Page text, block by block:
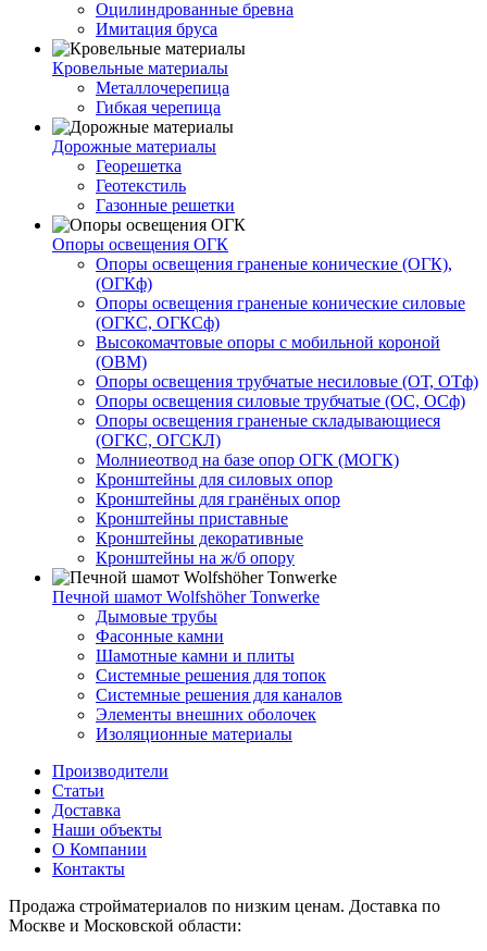
Оцилиндрованные бревна
Имитация бруса
Кровельные материалы
Металлочерепица
Гибкая черепица
Дорожные материалы
Георешетка
Геотекстиль
Газонные решетки
Опоры освещения ОГК
Опоры освещения граненые конические (ОГК),
(ОГКф)
Опоры освещения граненые конические силовые
(ОГКС, ОГКСф)
Высокомачтовые опоры с мобильной короной
(ОВМ)
Опоры освещения трубчатые несиловые (ОТ, ОТф)
Опоры освещения силовые трубчатые (ОС, ОСф)
Опоры освещения граненые складывающиеся
(ОГКС, ОГСКЛ)
Молниеотвод на базе опор ОГК (МОГК)
Кронштейны для силовых опор
Кронштейны для гранёных опор
Кронштейны приставные
Кронштейны декоративные
Кронштейны на ж/б опору
Печной шамот Wolfshöher Tonwerke
Дымовые трубы
Фасонные камни
Шамотные камни и плиты
Системные решения для топок
Системные решения для каналов
Элементы внешних оболочек
Изоляционные материалы
Производители
Статьи
Доставка
Наши объекты
О Компании
Контакты
Продажа стройматериалов по низким ценам. Доставка по
Москве и Московской области: